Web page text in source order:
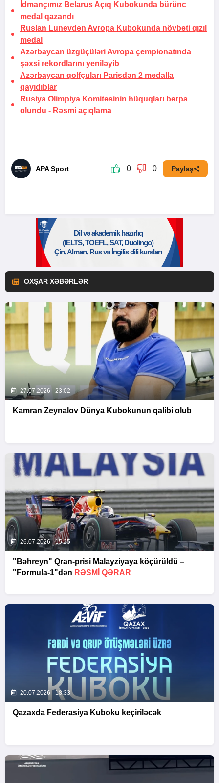
İdmançımız Belarus Açıq Kubokunda bürünc
medal qazandı
Ruslan Lunevdən Avropa Kubokunda növbəti qızıl
medal
Azərbaycan üzgüçüləri Avropa çempionatında
şəxsi rekordlarını yeniləyib
Azərbaycan qolfçuları Parisdən 2 medalla
qayıdıblar
Rusiya Olimpiya Komitəsinin hüquqları bərpa
olundu - Rəsmi açıqlama
APA Sport 0 0 Paylaş
OXŞAR XƏBƏRLƏR
27.07.2026 - 23:02
Kamran Zeynalov Dünya Kubokunun qalibi olub
26.07.2026 - 15:25
"Bəhreyn" Qran-prisi Malayziyaya köçürüldü –
"Formula-1"dən RƏSMI QƏRAR
20.07.2026 - 18:33
Qazaxda Federasiya Kuboku keçiriləcək